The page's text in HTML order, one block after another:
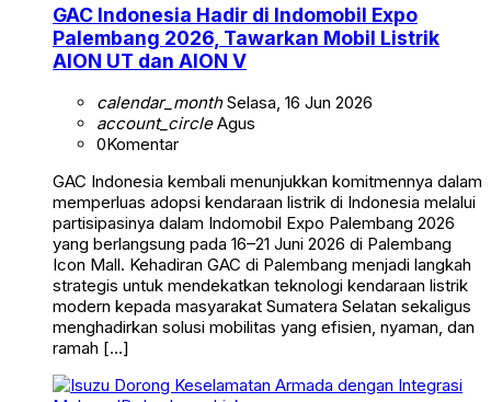
GAC Indonesia Hadir di Indomobil Expo
Palembang 2026, Tawarkan Mobil Listrik
AION UT dan AION V
calendar_monthSelasa, 16 Jun 2026
account_circleAgus
0Komentar
GAC Indonesia kembali menunjukkan komitmennya dalam
memperluas adopsi kendaraan listrik di Indonesia melalui
partisipasinya dalam Indomobil Expo Palembang 2026
yang berlangsung pada 16–21 Juni 2026 di Palembang
Icon Mall. Kehadiran GAC di Palembang menjadi langkah
strategis untuk mendekatkan teknologi kendaraan listrik
modern kepada masyarakat Sumatera Selatan sekaligus
menghadirkan solusi mobilitas yang efisien, nyaman, dan
ramah […]